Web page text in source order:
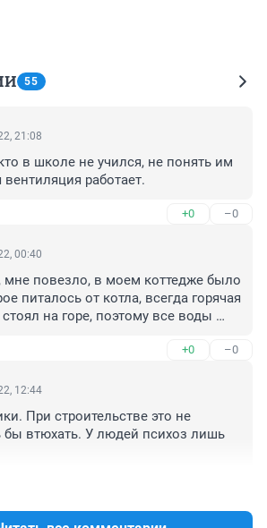
55
21:08
в школе не учился, не понять им
вентиляция работает.
+0 –0
00:40
повезло, в моем коттедже было
питалось от котла, всегда горячая
на горе, поэтому все воды
+0 –0
12:44
При строительстве это не
втюхать. У людей психоз лишь